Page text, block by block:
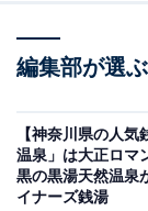
るAll About発の
する疑問に対し
報やSNSで話題
「今井湯」は
用した銭湯
編集部が選
【神奈川県の人気
温泉」は大正ロマ
黒の黒湯天然温泉
イナーズ銭湯